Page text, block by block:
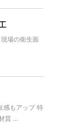
場の衛生面
感もアップ 特
質 …